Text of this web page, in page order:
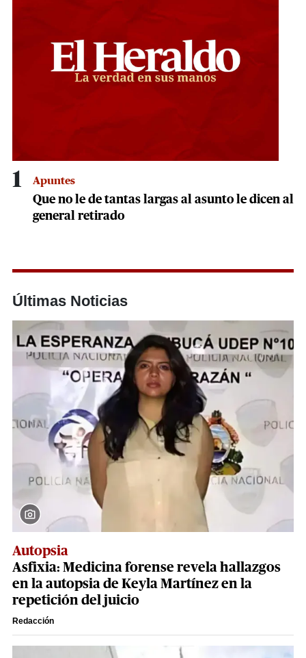
1 Apuntes
Que no le de tantas largas al asunto le dicen al
general retirado
Últimas Noticias
Autopsia
Asfixia: Medicina forense revela hallazgos
en la autopsia de Keyla Martínez en la
repetición del juicio
Redacción